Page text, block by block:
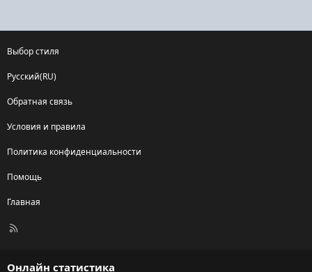
Выбор стиля
Русский(RU)
Обратная связь
Условия и правила
Политика конфиденциальности
Помощь
Главная
R
Онлайн статистика